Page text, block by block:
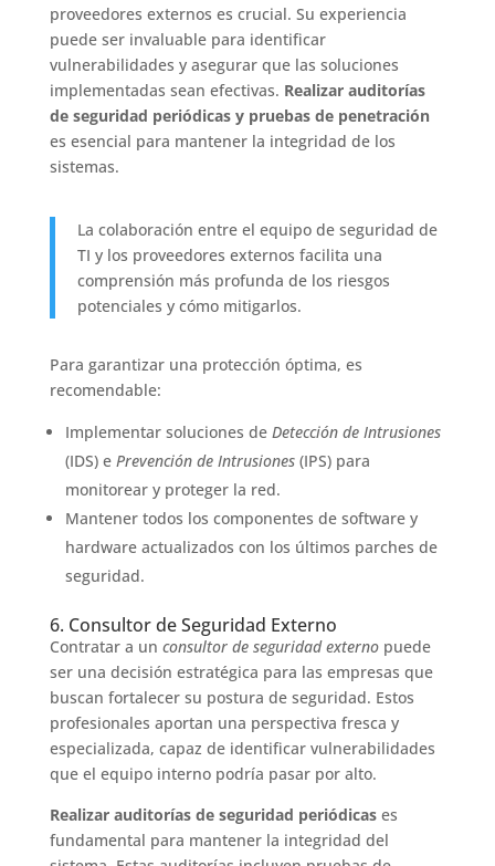
proveedores externos es crucial. Su experiencia
puede ser invaluable para identificar
vulnerabilidades y asegurar que las soluciones
implementadas sean efectivas. Realizar auditorías
de seguridad periódicas y pruebas de penetración
es esencial para mantener la integridad de los
sistemas.
La colaboración entre el equipo de seguridad de
TI y los proveedores externos facilita una
comprensión más profunda de los riesgos
potenciales y cómo mitigarlos.
Para garantizar una protección óptima, es
recomendable:
Implementar soluciones de Detección de Intrusiones
(IDS) e Prevención de Intrusiones(IPS) para
monitorear y proteger la red.
Mantener todos los componentes de software y
hardware actualizados con los últimos parches de
seguridad.
6. Consultor de Seguridad Externo
Contratar a un consultor de seguridad externopuede
ser una decisión estratégica para las empresas que
buscan fortalecer su postura de seguridad. Estos
profesionales aportan una perspectiva fresca y
especializada, capaz de identificar vulnerabilidades
que el equipo interno podría pasar por alto.
Realizar auditorías de seguridad periódicases
fundamental para mantener la integridad del